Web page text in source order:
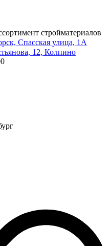
стройматериалов
Спасская улица, 1А
12, Колпино